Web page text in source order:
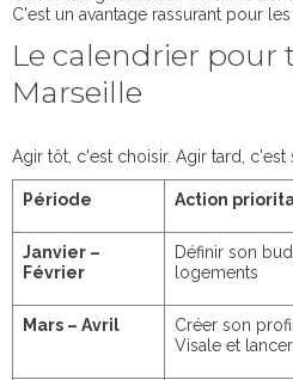
C'est un avantage rassurant pour
Le calendrier
Marseille
Agir tôt, c'est choisir. Agir tard, c'est
Période Action
Janvier –
Février
Définir son
logements
Mars – Avril
Créer son
Visale et